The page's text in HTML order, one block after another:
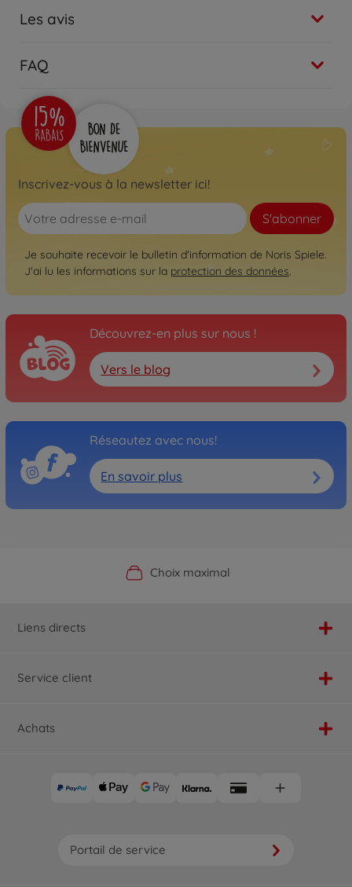
Les avis
FAQ
Inscrivez-vous à la newsletter ici!
S'abonner
Je souhaite recevoir le bulletin d'information de Noris Spiele.
J'ai lu les informations sur la protection des données.
Découvrez-en plus sur nous !
Vers le blog
Réseautez avec nous!
En savoir plus
Boutique officielle du fabricant
Choix maximal
Service personnalisé
Livraison rapide
Liens directs
Service client
Achats
Portail de service